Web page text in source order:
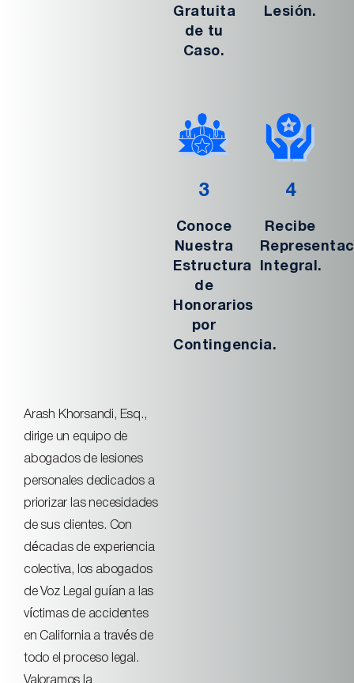
Arash Khorsandi, Esq.,
dirige un equipo de
abogados de lesiones
personales dedicados a
priorizar las necesidades
de sus clientes. Con
décadas de experiencia
colectiva, los abogados
de Voz Legal guían a las
víctimas de accidentes
en California a través de
todo el proceso legal.
Valoramos la
Gratuita
de tu
Caso.
Lesión.
3
Conoce
Nuestra
Estructura
de
Honorarios
por
Contingencia.
4
Recibe
Integral.